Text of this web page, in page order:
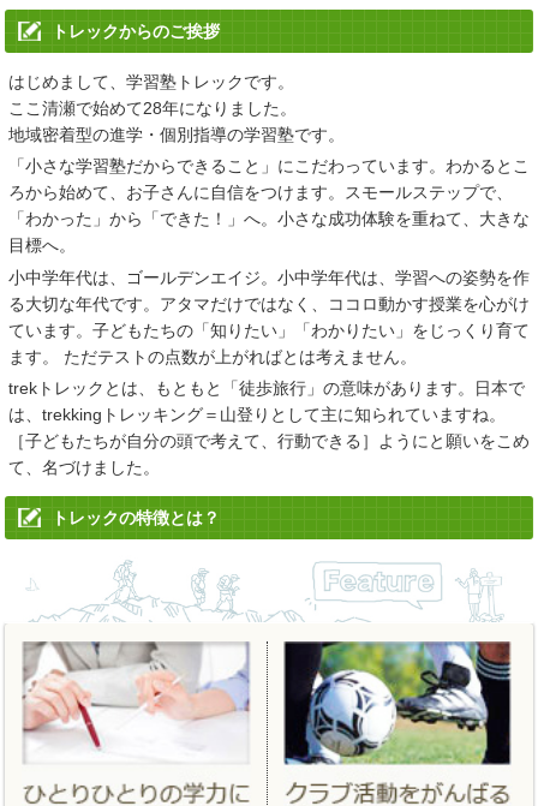
2025/02/28
「 春のはじめてキャンペーン」、「春の進学フェア2025
実績」を掲載いたしました。
2024/06/25
「夏期講習 」 「夏のはじめてキャンペーン 」を更新しました。
2023/06/19
「夏期講習」 「夏のはじめてキャンペーン」を更新しました。
2023/04/14
「 進学フェア2023春」、「コース料金改定」、「合格実績
「2023スケジュール」を更新しました。
2022/09/15
2022 親と子の私立・都立中学高校受験相談会を更新しました。
2022/06/13
」 「夏のはじめてキャンペーン」を更新しました。
2022/04/12
進学フェア２０２２春」 を掲載しました。
2022/03/14
「合格実績」 を更新しました。
2022/02/25
トレックからのご挨拶
はじめまして、学習塾トレックです。
ここ清瀬で始めて28年になりました。
地域密着型の進学・個別指導の学習塾です。
「小さな学習塾だからできること」にこだわっています。わかるとこ
ろから始めて、お子さんに自信をつけます。スモールステップで、
「わかった」から「できた！」へ。小さな成功体験を重ねて、大きな
目標へ。
小中学年代は、ゴールデンエイジ。小中学年代は、学習への姿勢を作
る大切な年代です。アタマだけではなく、ココロ動かす授業を心がけ
ています。子どもたちの「知りたい」「わかりたい」をじっくり育て
ます。 ただテストの点数が上がればとは考えません。
trekトレックとは、もともと「徒歩旅行」の意味があります。日本で
は、trekkingトレッキング＝山登りとして主に知られていますね。
［子どもたちが自分の頭で考えて、行動できる］ようにと願いをこめ
て、名づけました。
トレックの特徴とは？